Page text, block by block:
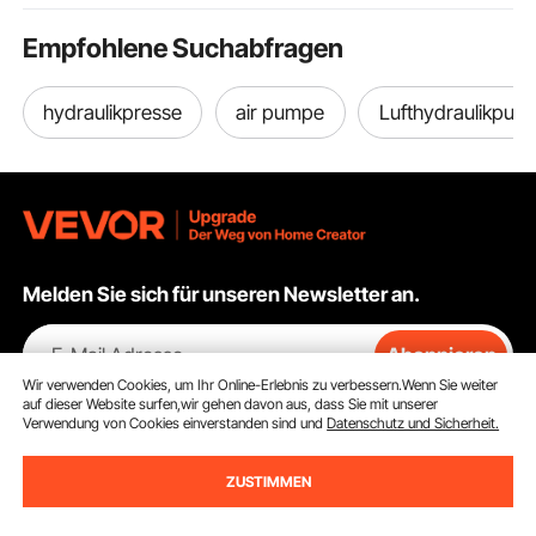
Empfohlene Suchabfragen
hydraulikpresse air pumpe
Melden Sie sich für unseren Newsletter an.
E-Mail Adresse Abonnieren
Durch Klicken auf die Schaltflächeabonnierenstimmen Sie unseren
Datenschutz- und Cookie-Richtlinienzu.
Wir verwenden Cookies, um Ihr Online-Erlebnis zu verbessern.Wenn Sie weiter
auf dieser Website surfen,wir gehen davon aus, dass Sie mit unserer
Verwendung von Cookies einverstanden sind undDatenschutz und Sicherheit.
ZUSTIMMEN